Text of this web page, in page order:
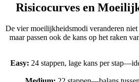
De vier moeilijkheidsmodi veranderen niet
maar passen ook de kans op het raken
Easy: 24 stappen, lage kans per